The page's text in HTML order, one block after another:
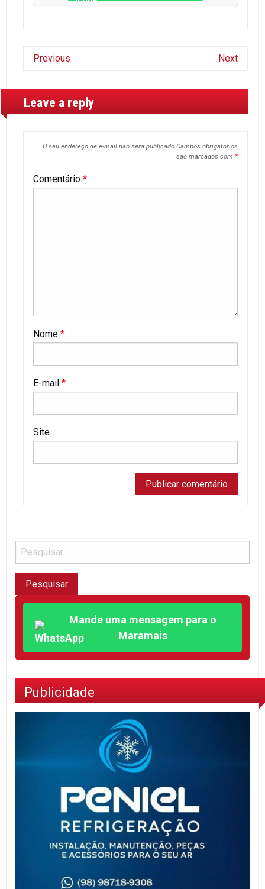
Previous Next
Leave a reply
O seu endereço de e-mail não será publicado.Campos obrigatórios
são marcados com *
Comentário *
Nome *
E-mail *
Site
Mande uma mensagem para o
Maramais
Publicidade